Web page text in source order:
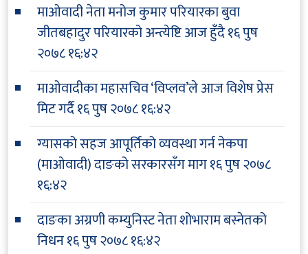
माओवादी नेता मनोज कुमार परियारका बुवा
जीतबहादुर परियारको अन्त्येष्टि आज हुँदै१६ पुष
२०७८ १६:४२
माओवादीका महासचिव ‘विप्लव’ले आज विशेष प्रेस
मिट गर्दै१६ पुष २०७८ १६:४२
ग्यासको सहज आपूर्तिको व्यवस्था गर्न नेकपा
(माओवादी) दाङको सरकारसँग माग१६ पुष २०७८
१६:४२
दाङका अग्रणी कम्युनिस्ट नेता शोभाराम बस्नेतको
निधन१६ पुष २०७८ १६:४२